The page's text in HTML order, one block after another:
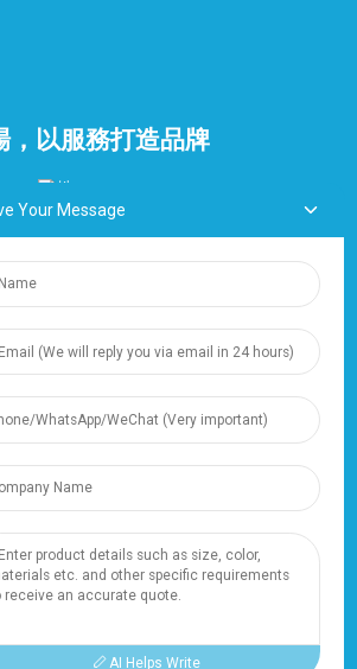
，以服務打造品牌
題
海鼎尊電氣電纜股份有限公司。保留
Rd., Nanxiang Town, 201802,
Your Message
AI Helps Write